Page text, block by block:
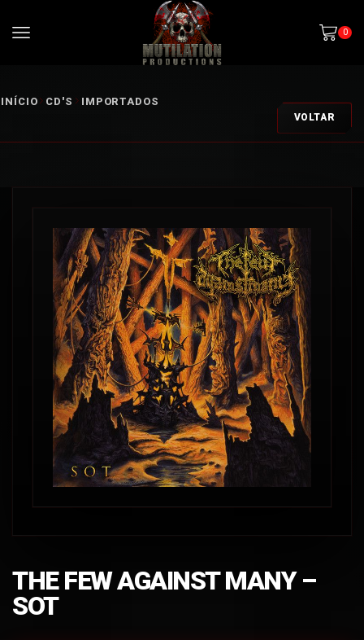
0
INÍCIO CD'S IMPORTADOS
VOLTAR
THE FEW AGAINST MANY –
SOT